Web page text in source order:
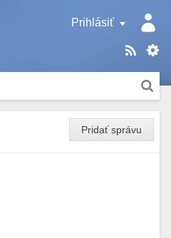
Prihlásiť
Pridať správu